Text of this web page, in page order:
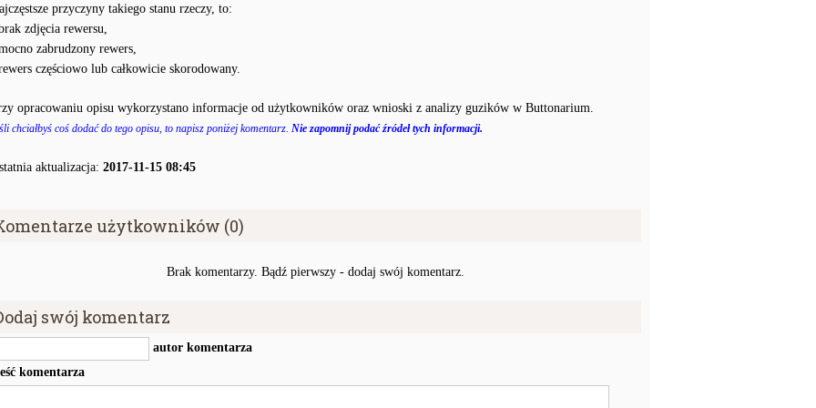
przyczyny takiego stanu rzeczy, to:
zdjęcia rewersu,
zabrudzony rewers,
częściowo lub całkowicie skorodowany.
opracowaniu opisu wykorzystano informacje od użytkowników oraz wnioski z analizy guzików w Buttonarium.
chciałbyś coś dodać do tego opisu, to napisz poniżej komentarz. Nie zapomnij podać źródeł tych informacji.
aktualizacja: 2017-11-15 08:45
użytkowników (0)
Brak komentarzy. Bądź pierwszy - dodaj swój komentarz.
swój komentarz
autor komentarza
komentarza